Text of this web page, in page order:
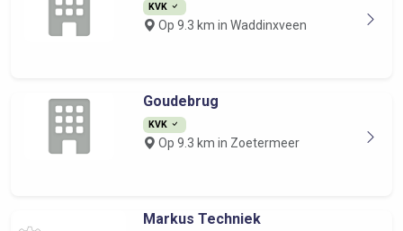
KVK
Op 9.3 km in Waddinxveen
Goudebrug
KVK
Op 9.3 km in Zoetermeer
Markus Techniek